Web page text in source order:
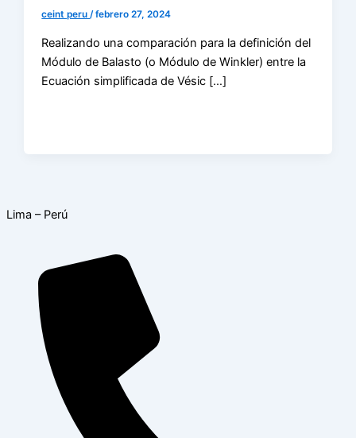
ceint peru/febrero 27, 2024
Realizando una comparación para la definición del
Módulo de Balasto (o Módulo de Winkler) entre la
Ecuación simplificada de Vésic […]
Lima – Perú